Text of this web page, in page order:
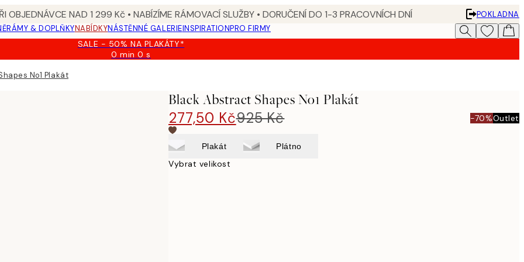
OBJEDNÁVCE NAD 1 299 Kč • NABÍZÍME RÁMOVACÍ SLUŽBY • DORUČENÍ DO 1-3 PRACOVNÍCH DNÍ
POKLADNA
RÁMY & DOPLŇKYNABÍDKYNÁSTĚNNÉ GALERIEINSPIRATIONPRO FIRMY
SALE - 50% NA PLAKÁTY*
0 min0 s
Platné
No1 Plakát
Black Abstract Shapes No1 Plakát
277,50 Kč925 Kč -70%Outlet
Plakát Plátno
Vybrat velikost